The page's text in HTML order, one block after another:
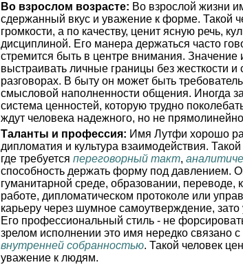
Во взрослом возрасте: Во взрослой жизни
сдержанный вкус и уважение к форме. Такой
громкости, а по качеству, ценит ясную речь,
дисциплиной. Его манера держаться часто
стремится быть в центре внимания.
выстраивать личные границы без жесткости
разговорах. В быту он может быть
смысловой наполненности общения. Иногда
система ценностей, которую трудно
ждут человека надежного, но не
Таланты и профессия: Имя Лутфи хорошо
дипломатия и культура взаимодействия.
где требуется переговорный такт,
способность держать форму под давлением.
гуманитарной среде, образовании, переводе,
работе, дипломатическом протоколе или
карьеру через шумное самоутверждение,
Его профессиональный стиль - не
зрелом исполнении это имя нередко связано с
внутренней собранностью. Такой человек
уважение к людям.